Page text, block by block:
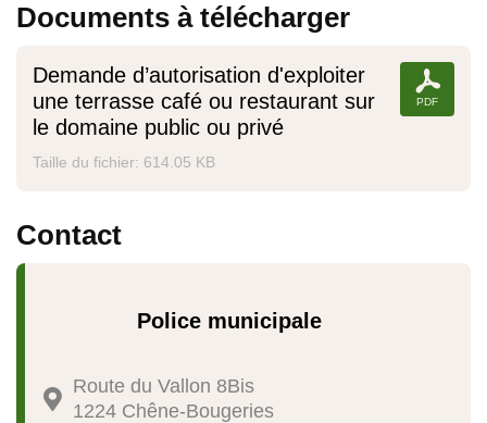
Documents à télécharger
Demande d’autorisation d'exploiter
une terrasse café ou restaurant sur
le domaine public ou privé
Taille du fichier: 614.05 KB
Contact
Police municipale

Route du Vallon 8Bis
1224 Chêne-Bougeries